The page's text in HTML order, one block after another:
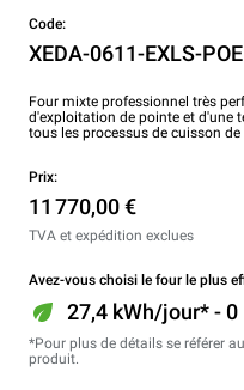
Code:
XEDA-0611-EXLS-POE
Four mixte professionnel très
d'exploitation de pointe et d'une
tous les processus de cuisson
Prix:
11 770,00 €
TVA et expédition exclues
Avez-vous choisi le four le plus
27,4 kWh/jour* -
*Pour plus de détails se référer
produit.